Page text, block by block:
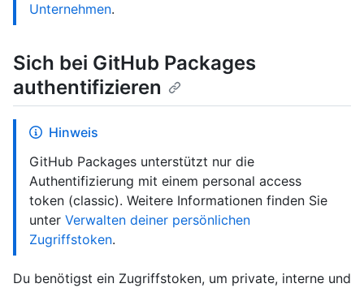
Unternehmen.
Sich bei GitHub Packages
authentifizieren
Hinweis
GitHub Packages unterstützt nur die
Authentifizierung mit einem personal access
token (classic). Weitere Informationen finden Sie
unter Verwalten deiner persönlichen
Zugriffstoken.
Du benötigst ein Zugriffstoken, um private, interne und